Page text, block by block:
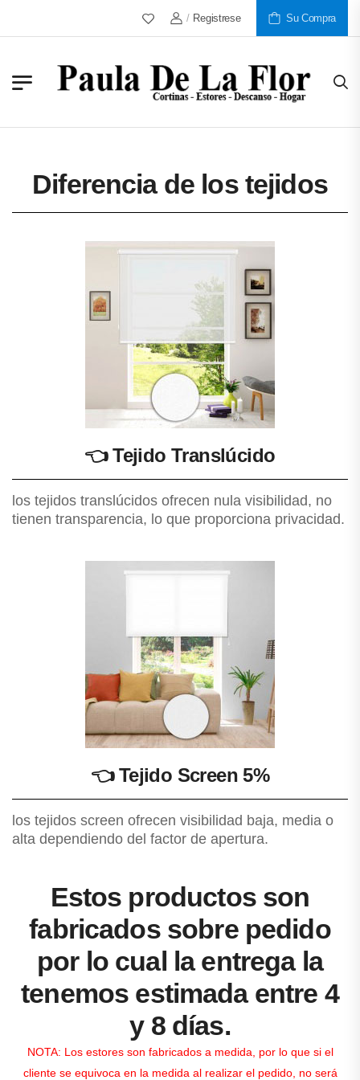
Más De 30 Años Al Servicio De
/ Registrese Su Compra
Diferencia de los tejidos
👈Tejido Translúcido
los tejidos translúcidos ofrecen nula visibilidad, no
tienen transparencia, lo que proporciona privacidad.
👈Tejido Screen 5%
los tejidos screen ofrecen visibilidad baja, media o
alta dependiendo del factor de apertura.
Estos productos son
fabricados sobre pedido
por lo cual la entrega la
tenemos estimada entre 4
y 8 días.
NOTA: Los estores son fabricados a medida, por lo que si el
cliente se equivoca en la medida al realizar el pedido, no será